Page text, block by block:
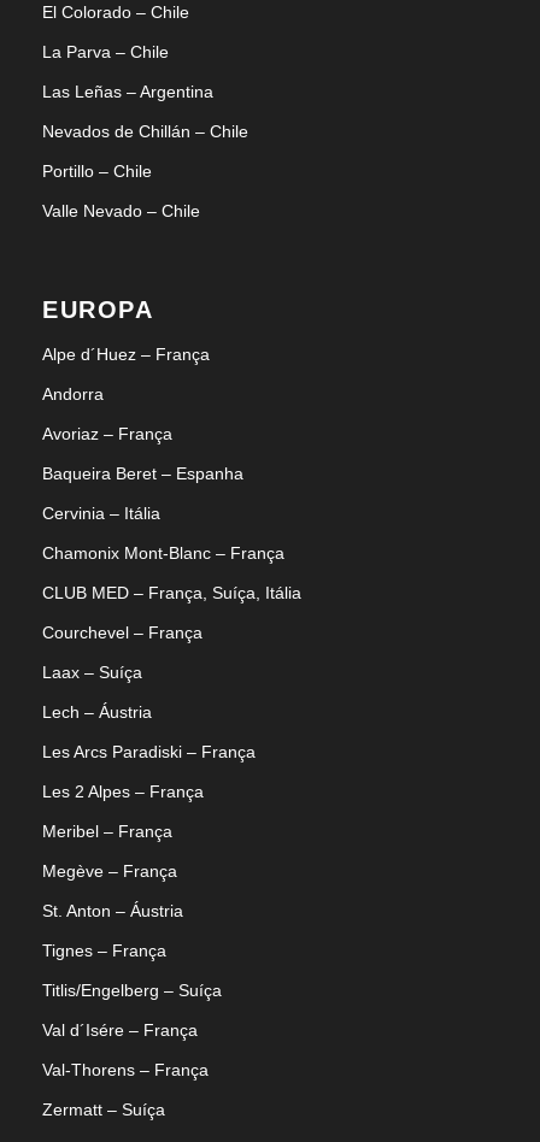
El Colorado – Chile
La Parva – Chile
Las Leñas – Argentina
Nevados de Chillán – Chile
Portillo – Chile
Valle Nevado – Chile
EUROPA
Alpe d´Huez – França
Andorra
Avoriaz – França
Baqueira Beret – Espanha
Cervinia – Itália
Chamonix Mont-Blanc – França
CLUB MED – França, Suíça, Itália
Courchevel – França
Laax – Suíça
Lech – Áustria
Les Arcs Paradiski – França
Les 2 Alpes – França
Meribel – França
Megève – França
St. Anton – Áustria
Tignes – França
Titlis/Engelberg – Suíça
Val d´Isére – França
Val-Thorens – França
Zermatt – Suíça